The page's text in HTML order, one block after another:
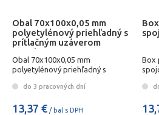
Obal 70x100x0,05 mm
polyetylénový priehľadný s
prítlačným uzáverom
1000ks
Obal 70x100x0,05 mm
polyetylénový priehľadný s
do 3 pracovných dní
13,37 € / bal s DPH
Box